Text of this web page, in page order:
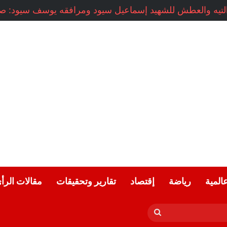
رياضة إقتصاد تقارير وتحقيقات مقالات
بحث